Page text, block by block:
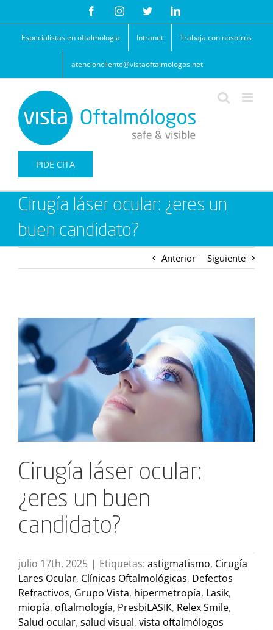
contenido
FacebookInstagramTwitterLinkedIn
Especialistas en oftalmología Intranet Trabaja con nosotros
atencioncliente@vistaoftalmologos.net
PIDE CITA
Cirugía láser ocular: ¿eres un
buen candidato?
Anterior Siguiente
Ver
imagen
más
grande
Cirugía láser ocular:
¿eres un buen
candidato?
julio 17th, 2025 | Etiquetas: astigmatismo, Cirugía
Lares Ocular, Clínicas Oftalmológicas, Defectos
Refractivos, Grupo Vista, hipermetropía, Lasik,
miopía, oftalmología, PresbiLASIK, Relex Smile,
Salud ocular, salud visual, vista oftalmólogos